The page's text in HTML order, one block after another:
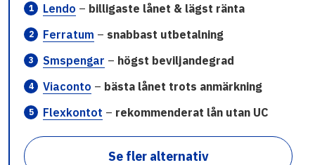
Lendo – billigaste lånet & lägst ränta
Ferratum – snabbast utbetalning
Smspengar – högst beviljandegrad
Viaconto – bästa lånet trots anmärkning
Flexkontot – rekommenderat lån utan UC
Se fler alternativ